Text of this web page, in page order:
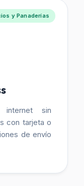
y Panaderías
sin
con tarjeta o
de envío